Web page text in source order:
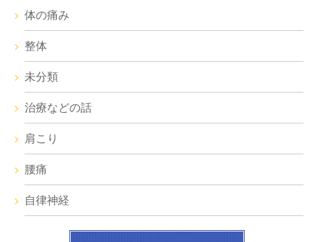
体の痛み
整体
未分類
治療などの話
肩こり
腰痛
自律神経